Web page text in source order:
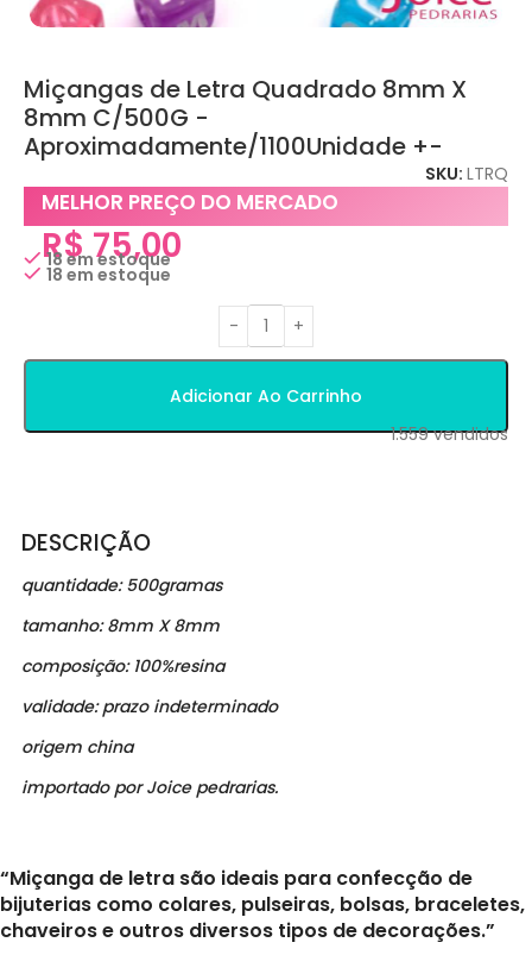
Miçangas de Letra Quadrado 8mm X
8mm C/500G -
Aproximadamente/1100Unidade +-
SKU: LTRQ
MELHOR PREÇO DO MERCADO
R$75,00
18 em estoque
18 em estoque
Adicionar Ao Carrinho
1.559vendidos
DESCRIÇÃO
quantidade: 500gramas
tamanho: 8mm X 8mm
composição: 100%resina
validade: prazo indeterminado
origem china
importado por Joice pedrarias.
“Miçanga de letra são ideais para confecção de
bijuterias como colares, pulseiras, bolsas, braceletes,
chaveiros e outros diversos tipos de decorações.”